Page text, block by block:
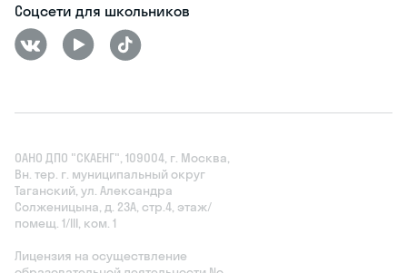
Соцсети для школьников
ОАНО ДПО "СКАЕНГ", 109004, г. Москва,
Вн. тер. г. муниципальный округ
Таганский, ул. Александра
Солженицына, д. 23А, стр.4, этаж/
помещ. 1/III, ком. 1
Лицензия на осуществление